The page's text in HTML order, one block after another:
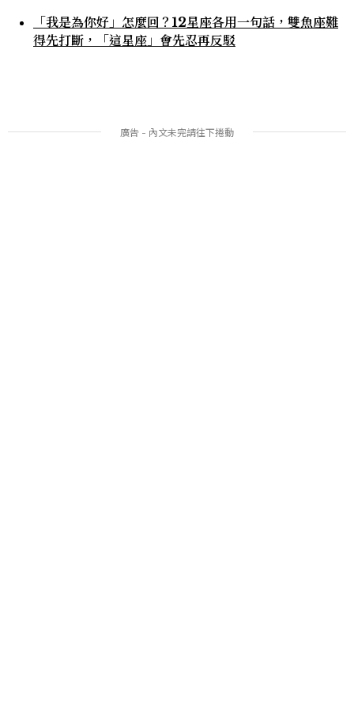
「我是為你好」怎麼回？12星座各用一句話，雙魚座難
得先打斷，「這星座」會先忍再反駁